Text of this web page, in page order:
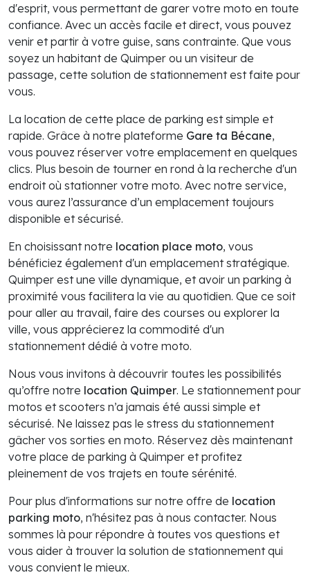
d'esprit, vous permettant de garer votre moto en toute
confiance. Avec un accès facile et direct, vous pouvez
venir et partir à votre guise, sans contrainte. Que vous
soyez un habitant de Quimper ou un visiteur de
passage, cette solution de stationnement est faite pour
vous.
La location de cette place de parking est simple et
rapide. Grâce à notre plateforme Gare ta Bécane,
vous pouvez réserver votre emplacement en quelques
clics. Plus besoin de tourner en rond à la recherche d'un
endroit où stationner votre moto. Avec notre service,
vous aurez l’assurance d’un emplacement toujours
disponible et sécurisé.
En choisissant notre location place moto, vous
bénéficiez également d'un emplacement stratégique.
Quimper est une ville dynamique, et avoir un parking à
proximité vous facilitera la vie au quotidien. Que ce soit
pour aller au travail, faire des courses ou explorer la
ville, vous apprécierez la commodité d'un
stationnement dédié à votre moto.
Nous vous invitons à découvrir toutes les possibilités
qu’offre notre location Quimper. Le stationnement pour
motos et scooters n’a jamais été aussi simple et
sécurisé. Ne laissez pas le stress du stationnement
gâcher vos sorties en moto. Réservez dès maintenant
votre place de parking à Quimper et profitez
pleinement de vos trajets en toute sérénité.
Pour plus d'informations sur notre offre de location
parking moto, n'hésitez pas à nous contacter. Nous
sommes là pour répondre à toutes vos questions et
vous aider à trouver la solution de stationnement qui
vous convient le mieux.